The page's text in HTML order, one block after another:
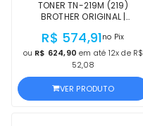
TONER TN-219M (219)
BROTHER ORIGINAL |
L3295CDW, L3280CDW, HL-
L3220CDW MAGENTA |
PRODUTO OFICIAL BROTHER
COM NF E PROCEDÊNCIA
R$ 574,91no Pix
ou R$ 624,90 em até 12x de R$
52,08
VER PRODUTO